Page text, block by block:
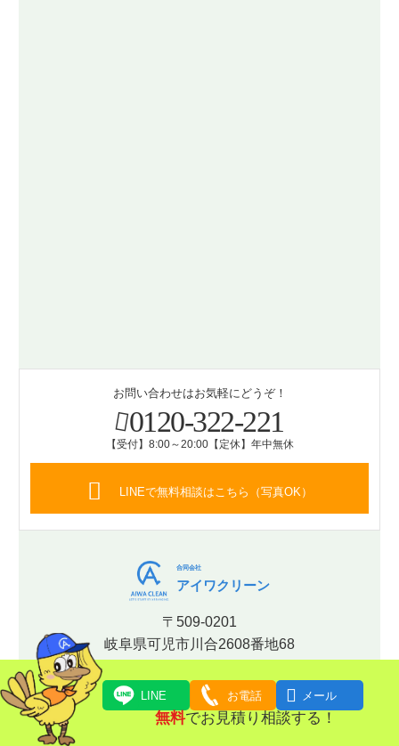
お問い合わせはお気軽にどうぞ！
0120-322-221
【受付】8:00～20:00【定休】年中無休
LINEで無料相談はこちら（写真OK）
合同会社
アイワクリーン
〒509-0201
岐阜県可児市川合2608番地68
古物商許可証：岐阜県公安委員会
【許可番号】第531170001018号
LINE お電話  メール
無料でお見積り相談する！